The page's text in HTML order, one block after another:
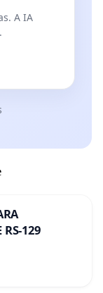
A IA
RS-129